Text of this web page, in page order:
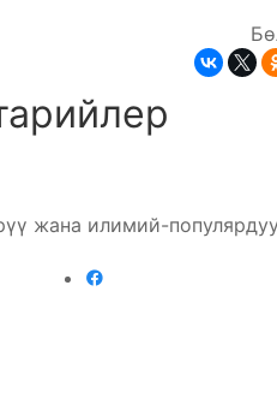
жана илимий-популярдуу